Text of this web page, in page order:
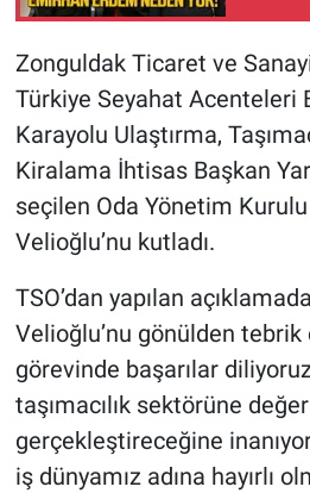
Zonguldak Ticaret ve Sanayi
Türkiye Seyahat Acenteleri
Karayolu Ulaştırma,
Kiralama İhtisas Başkan
seçilen Oda Yönetim
Velioğlu’nu kutladı.
TSO’dan yapılan
Velioğlu’nu gönülden tebrik
görevinde başarılar
taşımacılık sektörüne
gerçekleştireceğine
iş dünyamız adına hayırlı